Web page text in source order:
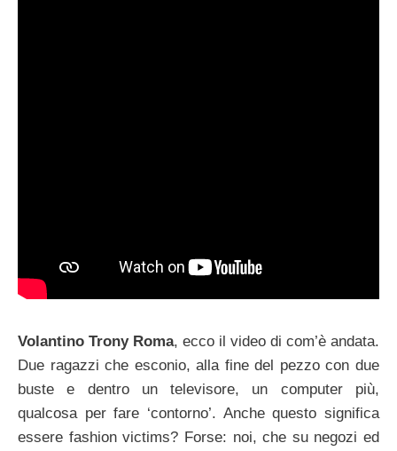
Volantino Trony Roma, ecco il video di com’è andata.
Due ragazzi che esconio, alla fine del pezzo con due
buste e dentro un televisore, un computer più,
qualcosa per fare ‘contorno’. Anche questo significa
essere fashion victims? Forse: noi, che su negozi ed